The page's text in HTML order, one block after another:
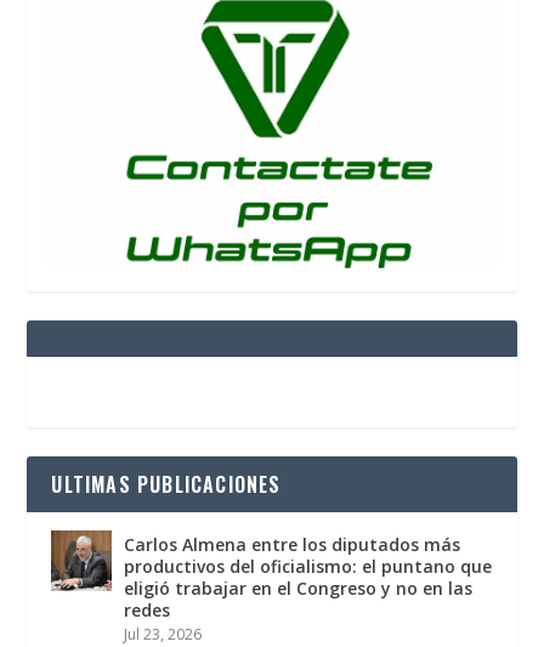
ULTIMAS PUBLICACIONES
Carlos Almena entre los diputados más
productivos del oficialismo: el puntano que
eligió trabajar en el Congreso y no en las
redes
Jul 23, 2026